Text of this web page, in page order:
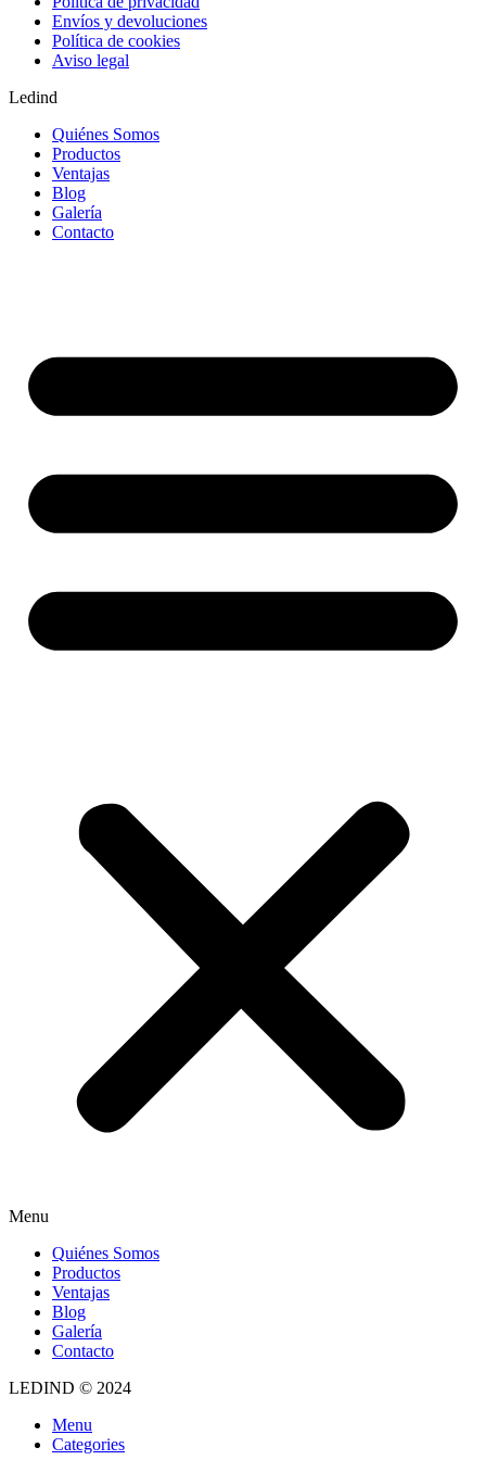
Envíos y devoluciones
Política de cookies
Aviso legal
Ledind
Quiénes Somos
Productos
Ventajas
Blog
Galería
Contacto
Menu
Quiénes Somos
Productos
Ventajas
Blog
Galería
Contacto
LEDIND © 2024
Menu
Categories